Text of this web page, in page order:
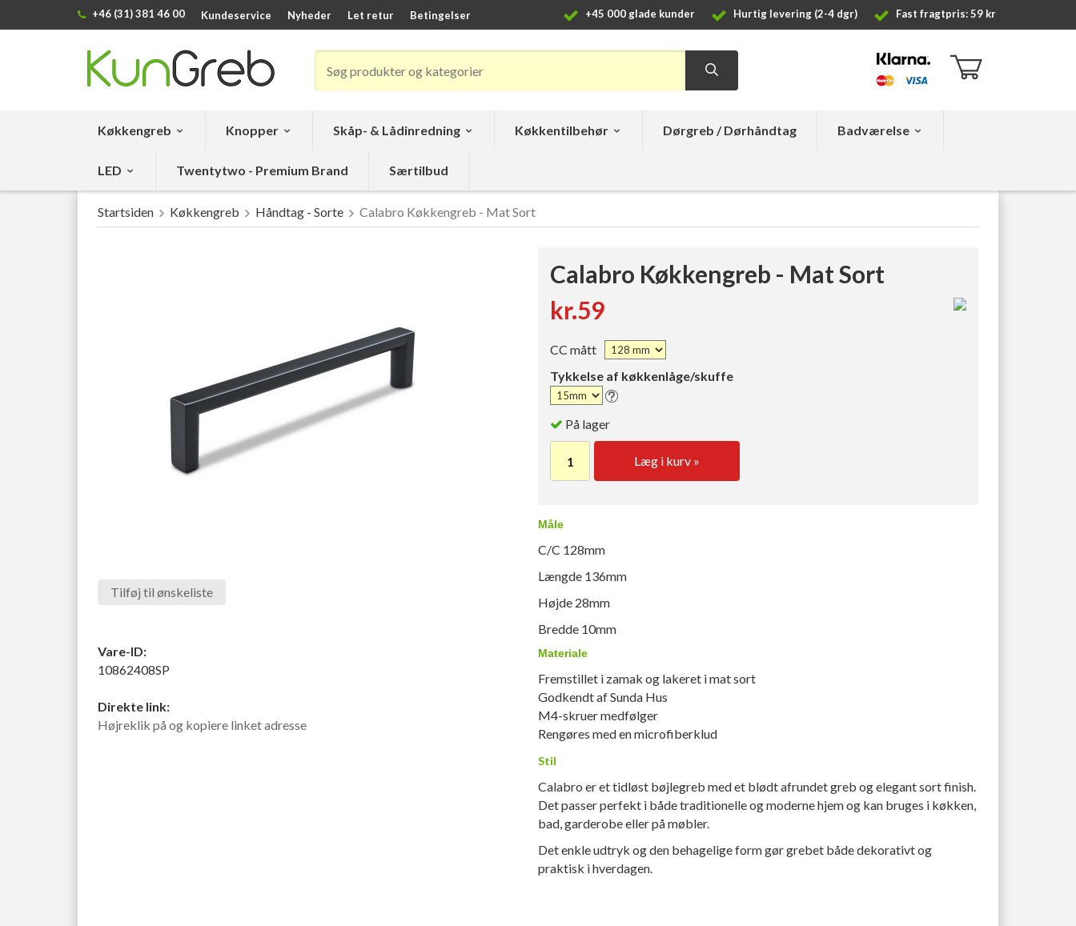
+46 (31) 381 46 00 Kundeservice Nyheder Let retur Betingelser +45 000 glade kunder Hurtig levering (2-4 dgr) Fast fragtpris: 59 kr
Køkkengreb Knopper Skåp- & Lådinredning Køkkentilbehør Dørgreb / Dørhåndtag Badværelse
LED Twentytwo - Premium Brand Særtilbud
Startsiden Køkkengreb Håndtag - Sorte Calabro Køkkengreb - Mat Sort
Calabro Køkkengreb - Mat Sort
kr.59
CC mått
Tykkelse af køkkenlåge/skuffe
På lager
Læg i kurv »
Måle
C/C 128mm
Længde 136mm
Højde 28mm
Bredde 10mm
Materiale
Fremstillet i zamak og lakeret i mat sort
Godkendt af Sunda Hus
M4-skruer medfølger
Rengøres med en microfiberklud
Stil
Calabro er et tidløst bøjlegreb med et blødt afrundet greb og elegant sort finish.
Det passer perfekt i både traditionelle og moderne hjem og kan bruges i køkken,
bad, garderobe eller på møbler.
Det enkle udtryk og den behagelige form gør grebet både dekorativt og
praktisk i hverdagen.
Tilføj til ønskeliste
Vare-ID:
10862408SP
Direkte link:
Højreklik på og kopiere linket adresse